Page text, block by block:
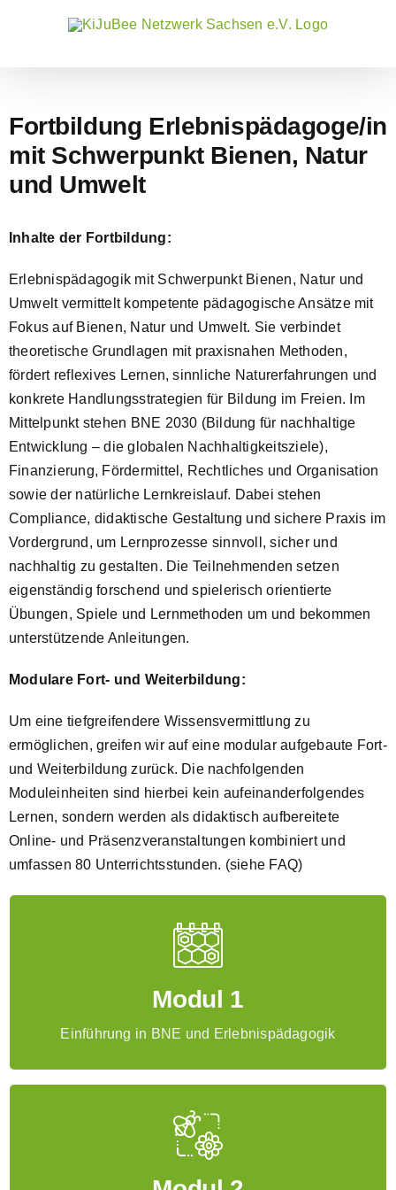
Fortbildung Erlebnispädagoge/in
mit Schwerpunkt Bienen, Natur
und Umwelt
Inhalte der Fortbildung:
Erlebnispädagogik mit Schwerpunkt Bienen, Natur und
Umwelt vermittelt kompetente pädagogische Ansätze mit
Fokus auf Bienen, Natur und Umwelt. Sie verbindet
theoretische Grundlagen mit praxisnahen Methoden,
fördert reflexives Lernen, sinnliche Naturerfahrungen und
konkrete Handlungsstrategien für Bildung im Freien. Im
Mittelpunkt stehen BNE 2030 (Bildung für nachhaltige
Entwicklung – die globalen Nachhaltigkeitsziele),
Finanzierung, Fördermittel, Rechtliches und Organisation
sowie der natürliche Lernkreislauf. Dabei stehen
Compliance, didaktische Gestaltung und sichere Praxis im
Vordergrund, um Lernprozesse sinnvoll, sicher und
nachhaltig zu gestalten. Die Teilnehmenden setzen
eigenständig forschend und spielerisch orientierte
Übungen, Spiele und Lernmethoden um und bekommen
unterstützende Anleitungen.
Modulare Fort- und Weiterbildung:
Um eine tiefgreifendere Wissensvermittlung zu
ermöglichen, greifen wir auf eine modular aufgebaute Fort-
und Weiterbildung zurück. Die nachfolgenden
Moduleinheiten sind hierbei kein aufeinanderfolgendes
Lernen, sondern werden als didaktisch aufbereitete
Online- und Präsenzveranstaltungen kombiniert und
umfassen 80 Unterrichtsstunden. (siehe FAQ)
Modul 1
Einführung in BNE und Erlebnispädagogik
Bildung für nachhaltige Entwicklung – die globalen
Nachhaltigkeitsziele „BNE 2030“
und das Wesen des Biens verstehen und entdecken
Finanzierung, Fördermittel, Rechtliches,
Arbeitsschutz und Organisation